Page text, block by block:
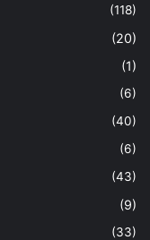
(118)
(20)
(1)
(6)
(40)
(6)
(43)
(9)
(33)